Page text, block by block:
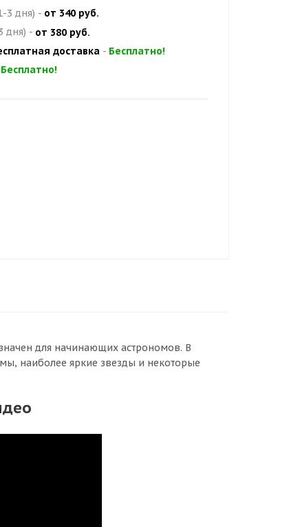
3 дня) - от 340 руб.
дня) - от 380 руб.
доставка - Бесплатно!
Бесплатно!
для начинающих астрономов. В
наиболее яркие звезды и некоторые